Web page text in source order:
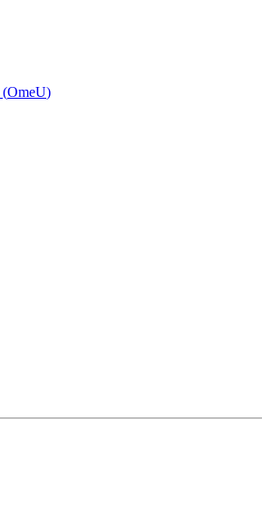
(OmeU)